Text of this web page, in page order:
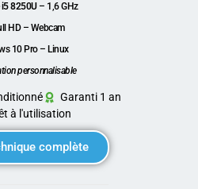
i5 8250U– 1,6 GHz
HD – Webcam
10 Pro – Linux
personnalisable
Garanti 1 an
à l'utilisation
complète